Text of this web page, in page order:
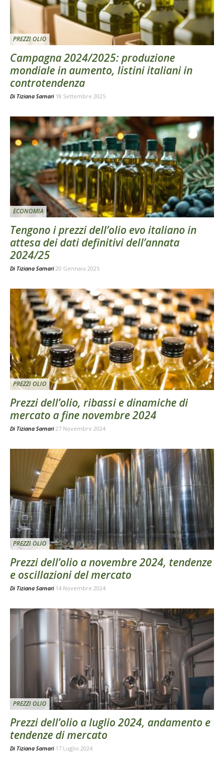
PREZZI OLIO
Campagna 2024/2025: produzione
mondiale in aumento, listini italiani in
controtendenza
Di Tiziana Sarnari 18 Settembre 2025
ECONOMIA
Tengono i prezzi dell’olio evo italiano in
attesa dei dati definitivi dell’annata
2024/25
Di Tiziana Sarnari 20 Gennaio 2025
PREZZI OLIO
Prezzi dell’olio, ribassi e dinamiche di
mercato a fine novembre 2024
Di Tiziana Sarnari 27 Novembre 2024
PREZZI OLIO
Prezzi dell’olio a novembre 2024, tendenze
e oscillazioni del mercato
Di Tiziana Sarnari 14 Novembre 2024
PREZZI OLIO
Prezzi dell’olio a luglio 2024, andamento e
tendenze di mercato
Di Tiziana Sarnari 17 Luglio 2024